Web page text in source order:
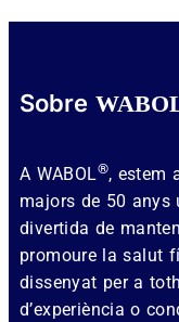
Sobre
A WABOL®, estem
majors de 50 anys
divertida de
promoure la salut
dissenyat per a
d’experiència o